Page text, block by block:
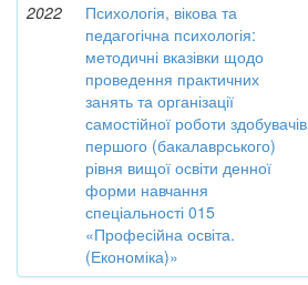
2022
Психологія, вікова та
педагогічна психологія:
методичні вказівки щодо
проведення практичних
занять та організації
самостійної роботи здобувачів
першого (бакалаврського)
рівня вищої освіти денної
форми навчання
спеціальності 015
«Професійна освіта.
(Економіка)»